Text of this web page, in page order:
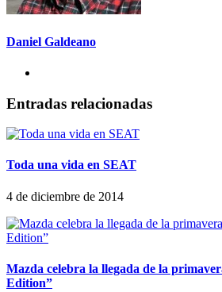
Daniel Galdeano
Entradas relacionadas
Toda una vida en SEAT
4 de diciembre de 2014
Mazda celebra la llegada de la
Edition”